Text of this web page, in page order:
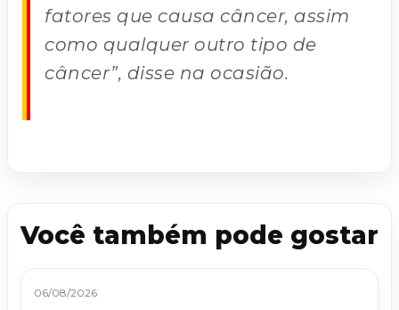
fatores que causa câncer, assim
como qualquer outro tipo de
câncer”, disse na ocasião.
Você também pode gostar
06/08/2026